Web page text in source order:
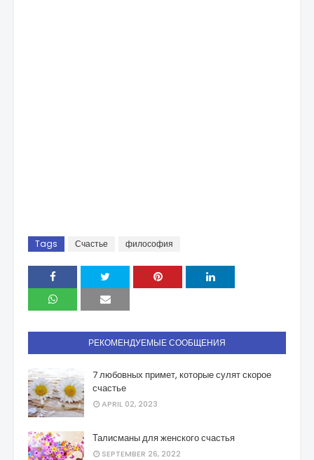
Tags Счастье философия
РЕКОМЕНДУЕМЫЕ СООБЩЕНИЯ
7 любовных примет, которые сулят скорое
счастье
APRIL 02, 2023
Талисманы для женского счастья
SEPTEMBER 26, 2022